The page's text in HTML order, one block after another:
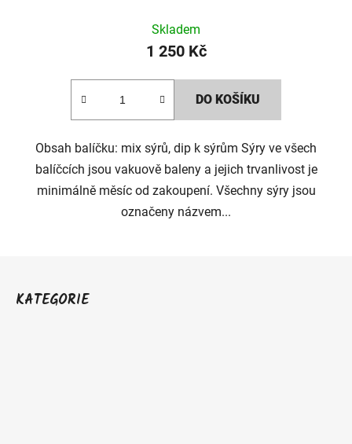
Skladem
1 250 Kč
DO KOŠÍKU
Obsah balíčku: mix sýrů, dip k sýrům Sýry ve všech
balíčcích jsou vakuově baleny a jejich trvanlivost je
minimálně měsíc od zakoupení. Všechny sýry jsou
označeny názvem...
KATEGORIE